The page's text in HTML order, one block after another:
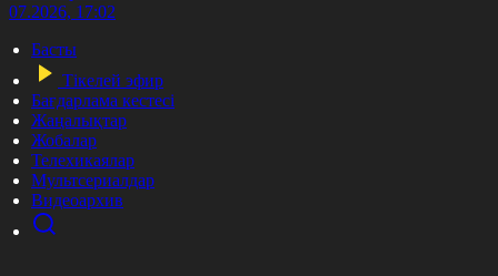
17:02
Басты
Тікелей эфир
Бағдарлама кестесі
Жаңалықтар
Жобалар
Телехикаялар
Мультсериалдар
Видеоархив